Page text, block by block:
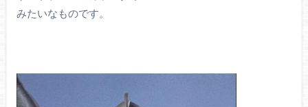
みたいなものです。